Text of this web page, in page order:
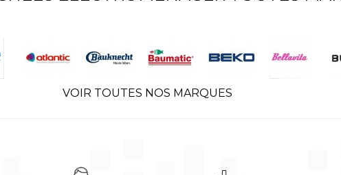
VOIR TOUTES NOS MARQUES